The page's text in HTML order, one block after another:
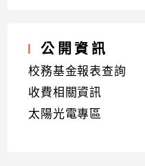
公開資訊
校務基金報表查詢
收費相關資訊
太陽光電專區